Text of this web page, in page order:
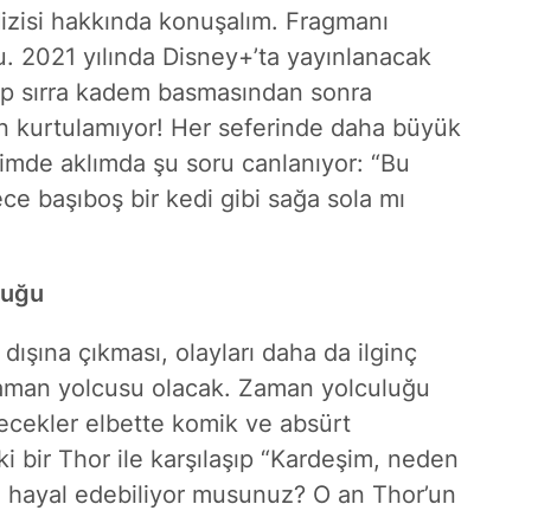
hakkında konuşalım. Fragmanı
2021 yılında Disney+’ta yayınlanacak
sırra kadem basmasından sonra
kurtulamıyor! Her seferinde daha büyük
aklımda şu soru canlanıyor: “Bu
başıboş bir kedi gibi sağa sola mı
çıkması, olayları daha da ilginç
yolcusu olacak. Zaman yolculuğu
elbette komik ve absürt
Thor ile karşılaşıp “Kardeşim, neden
edebiliyor musunuz? O an Thor’un